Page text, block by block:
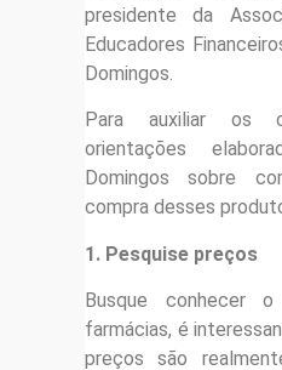
presidente da
Educadores
Domingos.
Para auxiliar os
orientações
Domingos sobre
compra desses
1. Pesquise preços
Busque conhecer
farmácias, é
preços são